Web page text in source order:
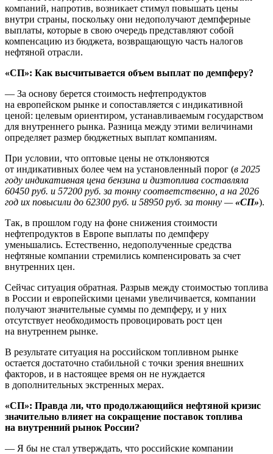
компаний, напротив, возникает стимул повышать цены
внутри страны, поскольку они недополучают демпферные
выплаты, которые в свою очередь представляют собой
компенсацию из бюджета, возвращающую часть налогов
нефтяной отрасли.
«СП»: Как высчитывается объем выплат по демпферу?
— За основу берется стоимость нефтепродуктов
на европейском рынке и сопоставляется с индикативной
ценой: целевым ориентиром, устанавливаемым государством
для внутреннего рынка. Разница между этими величинами
определяет размер бюджетных выплат компаниям.
При условии, что оптовые цены не отклоняются
от индикативных более чем на установленный порог (в 2025
году индикативная цена бензина и дизтоплива составляла
60450 руб. и 57200 руб. за тонну соответственно, а на 2026
год их повысили до 62300 руб. и 58950 руб. за тонну —«СП»).
Так, в прошлом году на фоне снижения стоимости
нефтепродуктов в Европе выплаты по демпферу
уменьшались. Естественно, недополученные средства
нефтяные компании стремились компенсировать за счет
внутренних цен.
Сейчас ситуация обратная. Разрыв между стоимостью топлива
в России и европейскими ценами увеличивается, компании
получают значительные суммы по демпферу, и у них
отсутствует необходимость провоцировать рост цен
на внутреннем рынке.
В результате ситуация на российском топливном рынке
остается достаточно стабильной с точки зрения внешних
факторов, и в настоящее время он не нуждается
в дополнительных экстренных мерах.
«СП»: Правда ли, что продолжающийся нефтяной кризис
значительно влияет на сокращение поставок топлива
на внутренний рынок России?
— Я бы не стал утверждать, что российские компании